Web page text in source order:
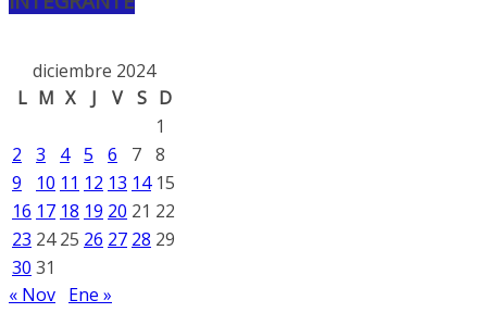
diciembre 2024
L M X J V S D
1
2
3 4 5 6 7 8
9
10 11 12 13 14 15
16 17 18 19 20 21 22
23 24 25 26 27 28 29
30 31
« Nov Ene »